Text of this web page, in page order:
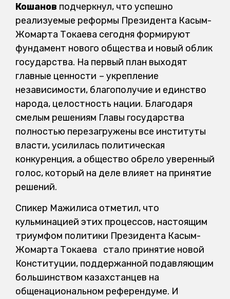
Кошанов подчеркнул, что успешно
реализуемые реформы Президента Касым-
Жомарта Токаева сегодня формируют
фундамент нового общества и новый облик
государства. На первый план выходят
главные ценности – укрепление
независимости, благополучие и единство
народа, целостность нации. Благодаря
смелым решениям Главы государства
полностью перезагружены все институты
власти, усилилась политическая
конкуренция, а общество обрело уверенный
голос, который на деле влияет на принятие
решений.
Спикер Мажилиса отметил, что
кульминацией этих процессов, настоящим
триумфом политики Президента Касым-
Жомарта Токаева стало принятие новой
Конституции, поддержанной подавляющим
большинством казахстанцев на
общенациональном референдуме. И